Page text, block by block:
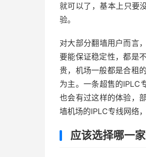
就可以了，基本上只要
验。
对大部分翻墙用户而言
要能保证稳定性，都是
贵，机场一般都是合租
为主。一条超售的IPLC
也会有过这样的体验，
墙机场的IPLC专线网络
应该选择哪一家